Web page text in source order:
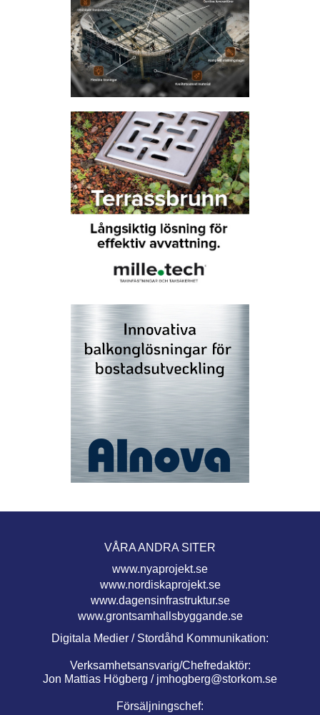
VÅRA ANDRA SITER
www.nyaprojekt.se
www.nordiskaprojekt.se
www.dagensinfrastruktur.se
www.grontsamhallsbyggande.se
Digitala Medier / Stordåhd Kommunikation:
Verksamhetsansvarig/Chefredaktör:
Jon Mattias Högberg / jmhogberg@storkom.se
Försäljningschef: